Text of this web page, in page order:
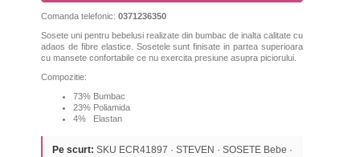
Comanda telefonic: 0371236350
Sosete uni pentru bebelusi realizate din bumbac de inalta calitate cu
adaos de fibre elastice. Sosetele sunt finisate in partea superioara
cu mansete confortabile ce nu exercita presiune asupra piciorului.
Compozitie:
73% Bumbac
23% Poliamida
4% Elastan
Pe scurt: SKU ECR41897 · STEVEN · SOSETE Bebe ·